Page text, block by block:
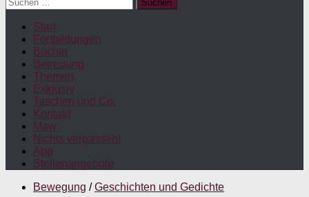
nach:
Start
Fortbildungen
Bücher
Betreuung
Themen
Exklusiv
Taschen und Co.
Kontakt
Maw
Nichts verpassen!
App
Stellenangebote
Bewegung / Geschichten und Gedichte